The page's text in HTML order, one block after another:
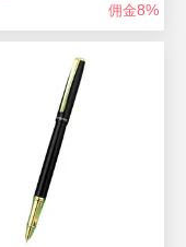
佣金8%